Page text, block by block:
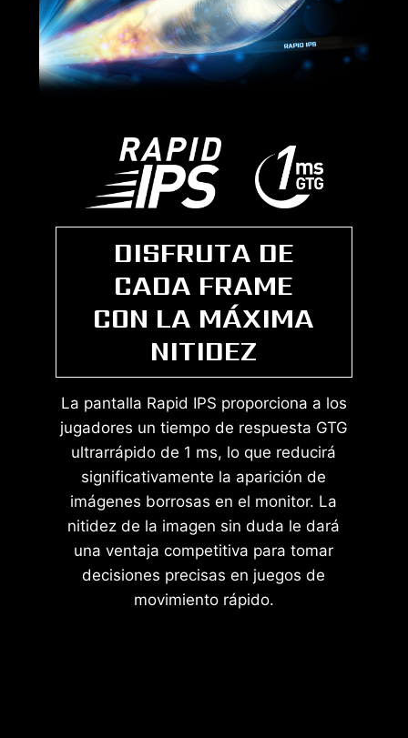
DISFRUTA DE
CADA FRAME
CON LA MÁXIMA
NITIDEZ
La pantalla Rapid IPS proporciona a los
jugadores un tiempo de respuesta GTG
ultrarrápido de 1 ms, lo que reducirá
significativamente la aparición de
imágenes borrosas en el monitor. La
nitidez de la imagen sin duda le dará
una ventaja competitiva para tomar
decisiones precisas en juegos de
movimiento rápido.